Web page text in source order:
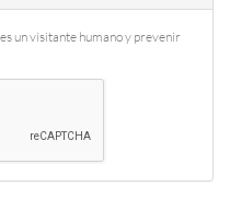
un visitante humano y prevenir